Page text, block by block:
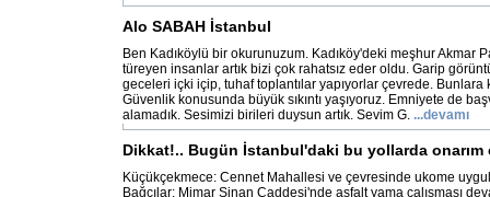
Alo SABAH İstanbul
Ben Kadıköylü bir okurunuzum. Kadıköy'deki meşhur Akmar
türeyen insanlar artık bizi çok rahatsız eder oldu. Garip
geceleri içki içip, tuhaf toplantılar yapıyorlar çevrede. Bunlara
Güvenlik konusunda büyük sıkıntı yaşıyoruz. Emniyete de
alamadık. Sesimizi birileri duysun artık. Sevim G. ...devamı
Dikkat!.. Bugün İstanbul'daki bu yollarda onarım
Küçükçekmece: Cennet Mahallesi ve çevresinde ukome
Bağcılar: Mimar Sinan Caddesi'nde asfalt yama çalışması